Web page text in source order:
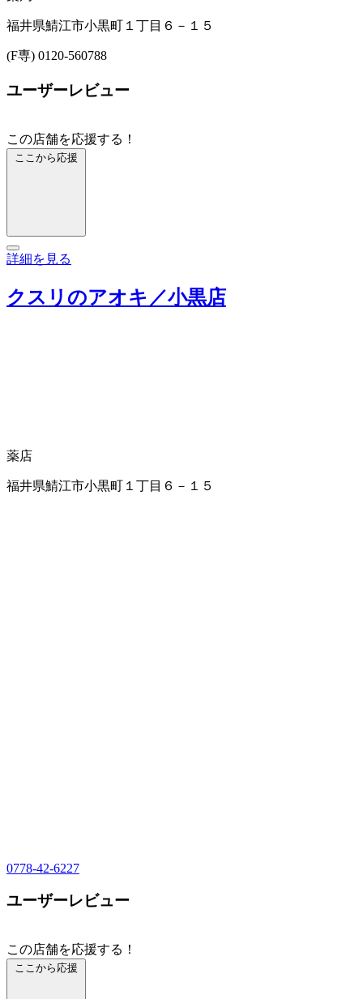
福井県鯖江市小黒町１丁目６－１５
(F専) 0120-560788
ユーザーレビュー
この店舗を応援する！
ここから応援
詳細を見る
クスリのアオキ／小黒店
薬店
福井県鯖江市小黒町１丁目６－１５
0778-42-6227
ユーザーレビュー
この店舗を応援する！
ここから応援